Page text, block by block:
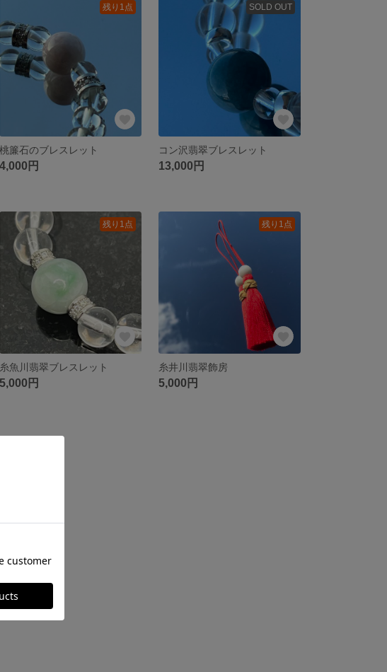
残り1点
桃簾石のブレスレット
4,000円
SOLD OUT
コン沢翡翠ブレスレット
13,000円
残り1点
糸魚川翡翠ブレスレット
5,000円
残り1点
糸井川翡翠飾房
5,000円